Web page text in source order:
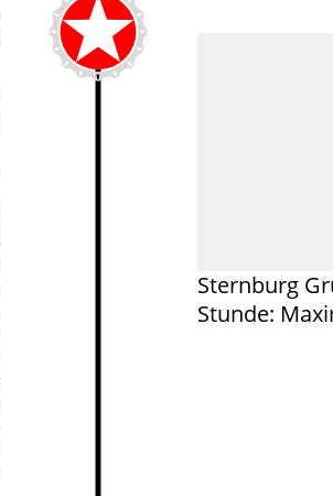
Sternburg
Stunde: